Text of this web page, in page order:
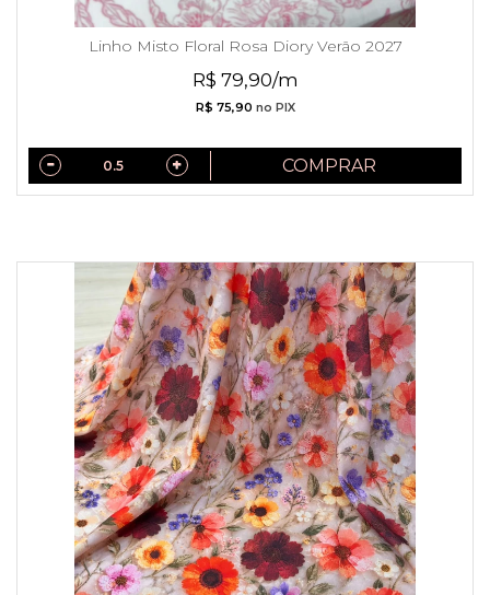
Linho Misto Floral Rosa Diory Verão 2027
R$ 79,90/m
R$ 75,90 no PIX
COMPRAR